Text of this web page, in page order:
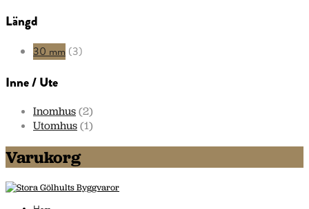
Längd
30 mm (3)
Inne / Ute
Inomhus(2)
Utomhus(1)
Varukorg